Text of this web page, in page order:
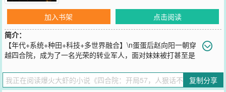
加入书架
点击阅读
简介：
【年代+系统+种田+科技+多世界融合】\n蛋蛋后赵向阳一朝穿
越四合院，成为了一名光荣的转业军人，面对妹妹被打甚至是
成了猪头，怒怼三位大爷，报警绝不姑息！\n面对这个百废待兴，科
技凋敝，国外技术突飞猛进，势要奋起直追，乃至于超越的峥嵘岁
复制分享